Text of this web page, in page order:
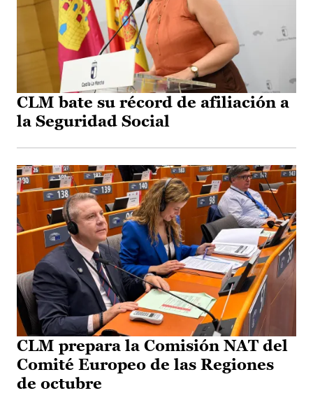
CLM bate su récord de afiliación a
la Seguridad Social
CLM prepara la Comisión NAT del
Comité Europeo de las Regiones
de octubre